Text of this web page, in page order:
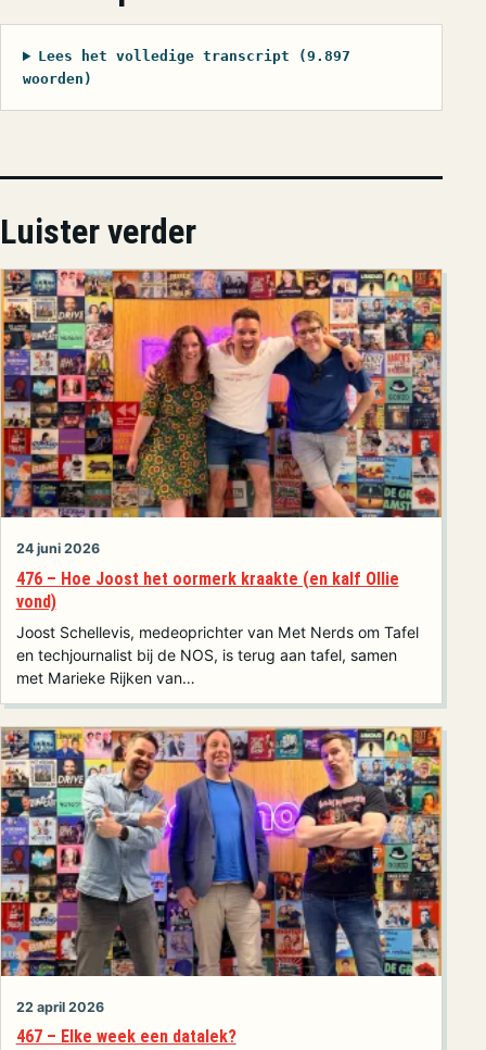
Lees het volledige transcript (9.897
woorden)
Luister verder
24 juni 2026
476 – Hoe Joost het oormerk kraakte (en kalf Ollie
vond)
Joost Schellevis, medeoprichter van Met Nerds om Tafel
en techjournalist bij de NOS, is terug aan tafel, samen
met Marieke Rijken van…
22 april 2026
467 – Elke week een datalek?